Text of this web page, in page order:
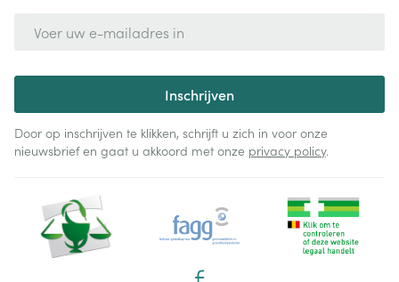
Inschrijven
Door op inschrijven te klikken, schrijft u zich in voor onze
nieuwsbrief en gaat u akkoord met onze privacy policy.